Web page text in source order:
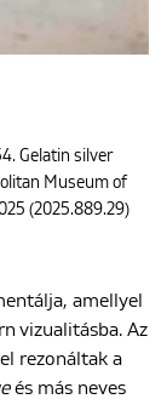
Gelatin silver
Museum of
(2025.889.29)
amellyel
vizualitásba. Az
rezonáltak a
és más neves